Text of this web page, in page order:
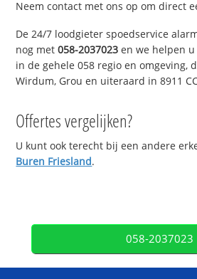
Neem contact met ons op om direct
De 24/7 loodgieter spoedservice
nog met058-2037023 en we helpen
in de gehele 058 regio en omgeving,
Wirdum, Grou en uiteraard in 8911
Offertes vergelijken?
U kunt ook terecht bij een andere
Buren Friesland.
058-2037023